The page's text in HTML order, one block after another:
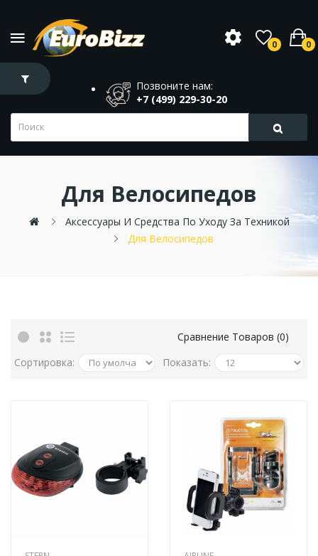
0 0
Позвоните нам:
+7 (499) 229-30-20
Для Велосипедов
Аксессуары И Средства По Уходу За Техникой
Для Велосипедов
Сравнение Товаров (0)
Сортировка:
Показать: